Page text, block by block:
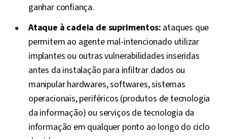
ganhar confiança.
Ataque à cadeia de suprimentos: ataques que
permitem ao agente mal-intencionado utilizar
implantes ou outras vulnerabilidades inseridas
antes da instalação para infiltrar dados ou
manipular hardwares, softwares, sistemas
operacionais, periféricos (produtos de tecnologia
da informação) ou serviços de tecnologia da
informação em qualquer ponto ao longo do ciclo